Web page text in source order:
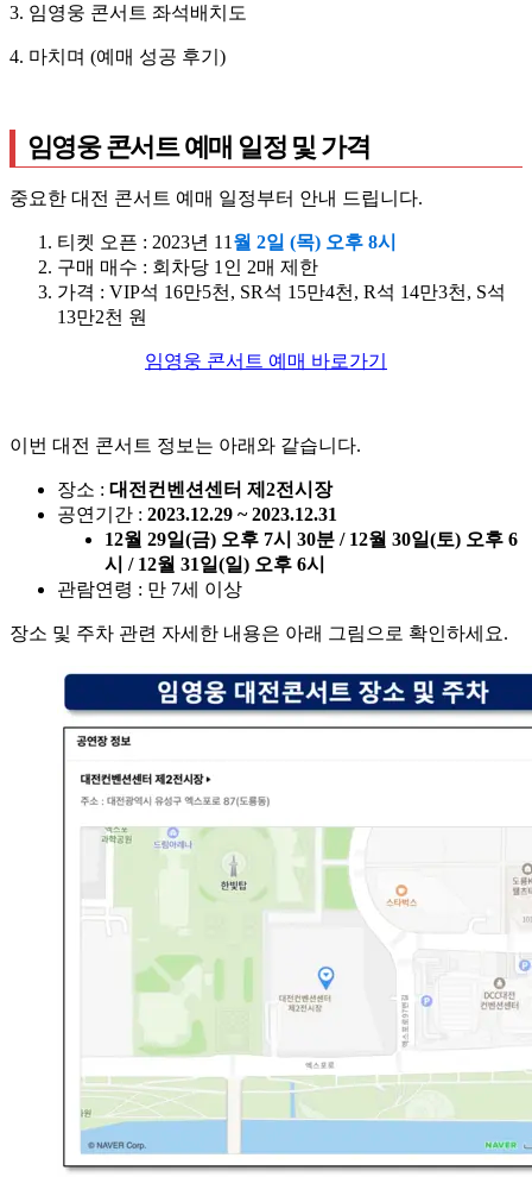
3. 임영웅 콘서트 좌석배치도
4. 마치며 (예매 성공 후기)
임영웅 콘서트 예매 일정 및 가격
중요한 대전 콘서트 예매 일정부터 안내 드립니다.
티켓 오픈 : 2023년 11 월 2일 (목) 오후 8시
구매 매수 : 회차당 1인 2매 제한
가격 : VIP석 16만5천, SR석 15만4천, R석 14만3천, S석
13만2천 원
임영웅 콘서트 예매 바로가기
이번 대전 콘서트 정보는 아래와 같습니다.
장소 : 대전컨벤션센터 제2전시장
공연기간 : 2023.12.29 ~ 2023.12.31
12월 29일(금) 오후 7시 30분 / 12월 30일(토) 오후 6
시 / 12월 31일(일) 오후 6시
관람연령 : 만 7세 이상
장소 및 주차 관련 자세한 내용은 아래 그림으로 확인하세요.